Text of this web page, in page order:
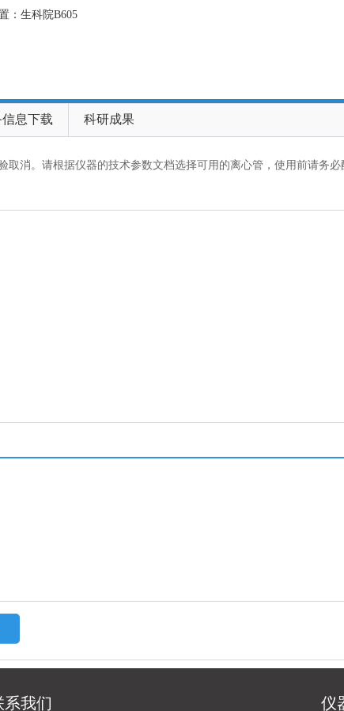
：生科院B605
息下载 科研成果
消。请根据仪器的技术参数文档选择可用的离心管，使用前请务
系我们 仪